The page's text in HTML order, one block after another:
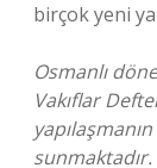
birçok yeni
Osmanlı
Vakıflar
sunmaktadır.